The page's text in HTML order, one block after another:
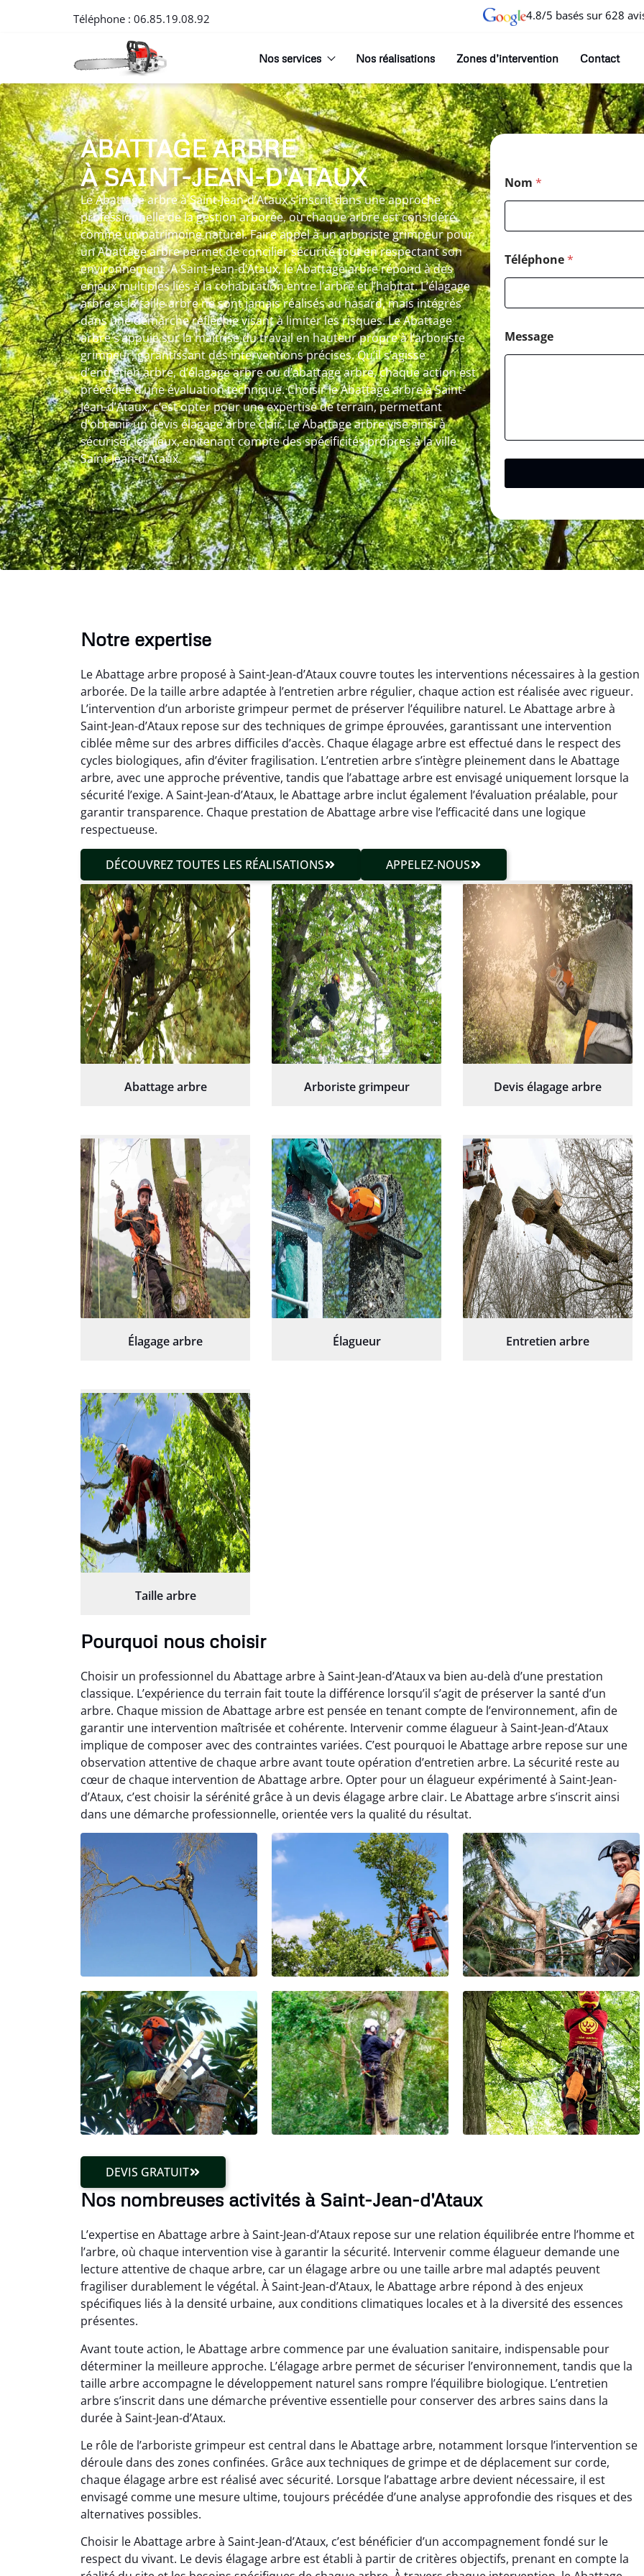
Téléphone : 06.85.19.08.92 4.8/5 basés sur 628
Nos services Nos réalisations Zones d’intervention Contact
ABATTAGE ARBRE
À SAINT-JEAN-D'ATAUX
Le Abattage arbre à Saint-Jean-d’Ataux s’inscrit dans une approche
professionnelle de la gestion arborée, où chaque arbre est considéré
comme un patrimoine naturel. Faire appel à un arboriste grimpeur pour
un Abattage arbre permet de concilier sécurité tout en respectant son
environnement. A Saint-Jean-d’Ataux, le Abattage arbre répond à des
enjeux multiples liés à la cohabitation entre l’arbre et l’habitat. L’élagage
arbre et la taille arbre ne sont jamais réalisés au hasard, mais intégrés
dans une démarche réfléchie visant à limiter les risques. Le Abattage
arbre s’appuie sur la maîtrise du travail en hauteur propre à l’arboriste
grimpeur, garantissant des interventions précises. Qu’il s’agisse
d’entretien arbre, d’élagage arbre ou d’abattage arbre, chaque action est
précédée d’une évaluation technique. Choisir le Abattage arbre à Saint-
Jean-d’Ataux, c’est opter pour une expertise de terrain, permettant
d’obtenir un devis élagage arbre clair. Le Abattage arbre vise ainsi à
sécuriser les lieux, en tenant compte des spécificités propres à la ville
Saint-Jean-d’Ataux.
Nom *
Téléphone*
Message
Notre expertise
Le Abattage arbre proposé à Saint-Jean-d’Ataux couvre toutes les interventions nécessaires à la gestion
arborée. De la taille arbre adaptée à l’entretien arbre régulier, chaque action est réalisée avec rigueur.
L’intervention d’un arboriste grimpeur permet de préserver l’équilibre naturel. Le Abattage arbre à
Saint-Jean-d’Ataux repose sur des techniques de grimpe éprouvées, garantissant une intervention
ciblée même sur des arbres difficiles d’accès. Chaque élagage arbre est effectué dans le respect des
cycles biologiques, afin d’éviter fragilisation. L’entretien arbre s’intègre pleinement dans le Abattage
arbre, avec une approche préventive, tandis que l’abattage arbre est envisagé uniquement lorsque la
sécurité l’exige. A Saint-Jean-d’Ataux, le Abattage arbre inclut également l’évaluation préalable, pour
garantir transparence. Chaque prestation de Abattage arbre vise l’efficacité dans une logique
respectueuse.
DÉCOUVREZ TOUTES LES RÉALISATIONS APPELEZ-NOUS
Abattage arbre Arboriste grimpeur Devis élagage arbre
Élagage arbre Élagueur Entretien arbre
Taille arbre
Pourquoi nous choisir
Choisir un professionnel du Abattage arbre à Saint-Jean-d’Ataux va bien au-delà d’une prestation
classique. L’expérience du terrain fait toute la différence lorsqu’il s’agit de préserver la santé d’un
arbre. Chaque mission de Abattage arbre est pensée en tenant compte de l’environnement, afin de
garantir une intervention maîtrisée et cohérente. Intervenir comme élagueur à Saint-Jean-d’Ataux
implique de composer avec des contraintes variées. C’est pourquoi le Abattage arbre repose sur une
observation attentive de chaque arbre avant toute opération d’entretien arbre. La sécurité reste au
cœur de chaque intervention de Abattage arbre. Opter pour un élagueur expérimenté à Saint-Jean-
d’Ataux, c’est choisir la sérénité grâce à un devis élagage arbre clair. Le Abattage arbre s’inscrit ainsi
dans une démarche professionnelle, orientée vers la qualité du résultat.
DEVIS GRATUIT
Nos nombreuses activités à Saint-Jean-d'Ataux
L’expertise en Abattage arbre à Saint-Jean-d’Ataux repose sur une relation équilibrée entre l’homme et
l’arbre, où chaque intervention vise à garantir la sécurité. Intervenir comme élagueur demande une
lecture attentive de chaque arbre, car un élagage arbre ou une taille arbre mal adaptés peuvent
fragiliser durablement le végétal. À Saint-Jean-d’Ataux, le Abattage arbre répond à des enjeux
spécifiques liés à la densité urbaine, aux conditions climatiques locales et à la diversité des essences
présentes.
Avant toute action, le Abattage arbre commence par une évaluation sanitaire, indispensable pour
déterminer la meilleure approche. L’élagage arbre permet de sécuriser l’environnement, tandis que la
taille arbre accompagne le développement naturel sans rompre l’équilibre biologique. L’entretien
arbre s’inscrit dans une démarche préventive essentielle pour conserver des arbres sains dans la
durée à Saint-Jean-d’Ataux.
Le rôle de l’arboriste grimpeur est central dans le Abattage arbre, notamment lorsque l’intervention se
déroule dans des zones confinées. Grâce aux techniques de grimpe et de déplacement sur corde,
chaque élagage arbre est réalisé avec sécurité. Lorsque l’abattage arbre devient nécessaire, il est
envisagé comme une mesure ultime, toujours précédée d’une analyse approfondie des risques et des
alternatives possibles.
Choisir le Abattage arbre à Saint-Jean-d’Ataux, c’est bénéficier d’un accompagnement fondé sur le
respect du vivant. Le devis élagage arbre est établi à partir de critères objectifs, prenant en compte la
Mathieu Roussel
19 décembre 2025
conditions compliquées. Le
résultat est exactement
conforme à mes attentes.
Julien Caradec
18 juin 2025
Intervention sécurisée,
maîtrisée. Résultat
impeccable.